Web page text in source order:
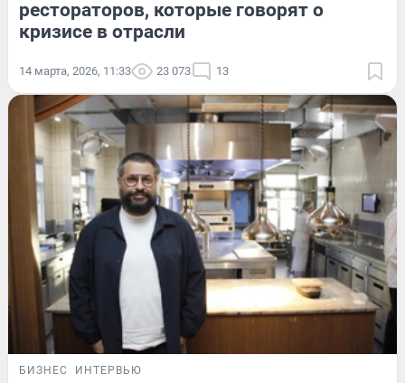
рестораторов, которые говорят о
кризисе в отрасли
14 марта, 2026, 11:33 23 073 13
БИЗНЕС ИНТЕРВЬЮ